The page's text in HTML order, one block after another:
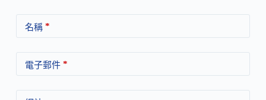
名稱 *
電子郵件*